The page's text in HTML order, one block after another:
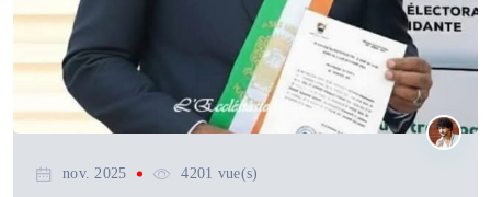
nov. 2025 4201 vue(s)